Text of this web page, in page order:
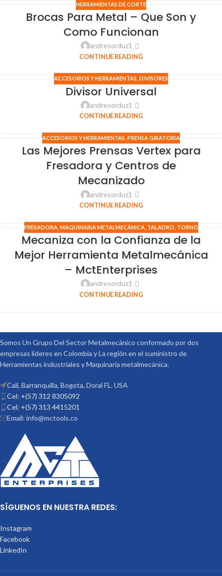
HERRAMIENTAS DE CORTE
Brocas Para Metal – Que Son y
Como Funcionan
andresorduz1
CONTINUE READING
ACCESORIOS Y HERRAMIENTAS DIVISORES
Divisor Universal
andresorduz1
CONTINUE READING
ACCESORIOS Y HERRAMIENTAS PRENSA GIRATORIA
Las Mejores Prensas Vertex para
Fresadora y Centros de
Mecanizado
andresorduz1
CONTINUE READING
FRESADORA, MAQUINARIA METALMECÁNICA, TALADRO TORNO
Mecaniza con la Confianza de la
Mejor Herramienta Metalmecánica
– MctEnterprises
andresorduz1
CONTINUE READING
Somos Un Grupo Del Sector Metalmecánico conformado por dos
empresas lideres en Colombia y La región en el suministro de
Herramientas industriales y Maquinaria metalmecánica.
Cali, Barranquilla, Bogota, Doral FL. USA
Cel: +(57) 312 8305092
Cel: +(57) 313 4415201
Email: info@mctools.co
SÍGUENOS EN NUESTRA REDES:
Instagram
Facebook
LinkedIn